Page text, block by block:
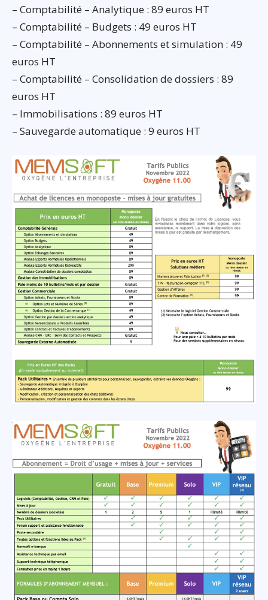
– Comptabilité – Analytique : 89 euros HT
– Comptabilité – Budgets : 49 euros HT
– Comptabilité – Abonnements et simulation : 49
euros HT
– Comptabilité – Consolidation de dossiers : 89
euros HT
– Immobilisations : 89 euros HT
– Sauvegarde automatique : 9 euros HT